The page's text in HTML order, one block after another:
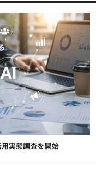
実態調査を開始